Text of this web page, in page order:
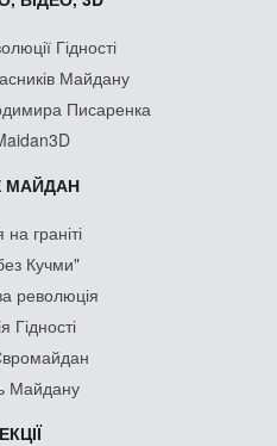
Гідності
Майдану
Писаренка
МАЙДАН
граніті
Кучми"
революція
Гідності
Майдану